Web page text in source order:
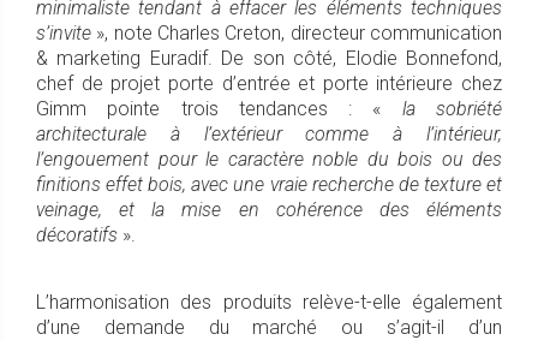
minimaliste tendant à effacer les éléments techniques
s’invite », note Charles Creton, directeur communication
& marketing Euradif. De son côté, Elodie Bonnefond,
chef de projet porte d’entrée et porte intérieure chez
Gimm pointe trois tendances : « la sobriété
architecturale à l’extérieur comme à l’intérieur,
l’engouement pour le caractère noble du bois ou des
finitions effet bois, avec une vraie recherche de texture et
veinage, et la mise en cohérence des éléments
décoratifs ».
L’harmonisation des produits relève-t-elle également
d’une demande du marché ou s’agit-il d’un